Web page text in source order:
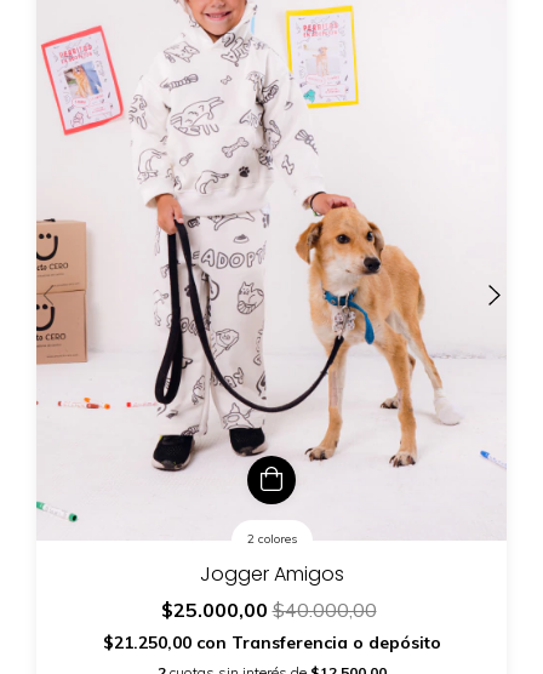
2 colores
Jogger Amigos
$25.000,00$40.000,00
$21.250,00 con Transferencia o depósito